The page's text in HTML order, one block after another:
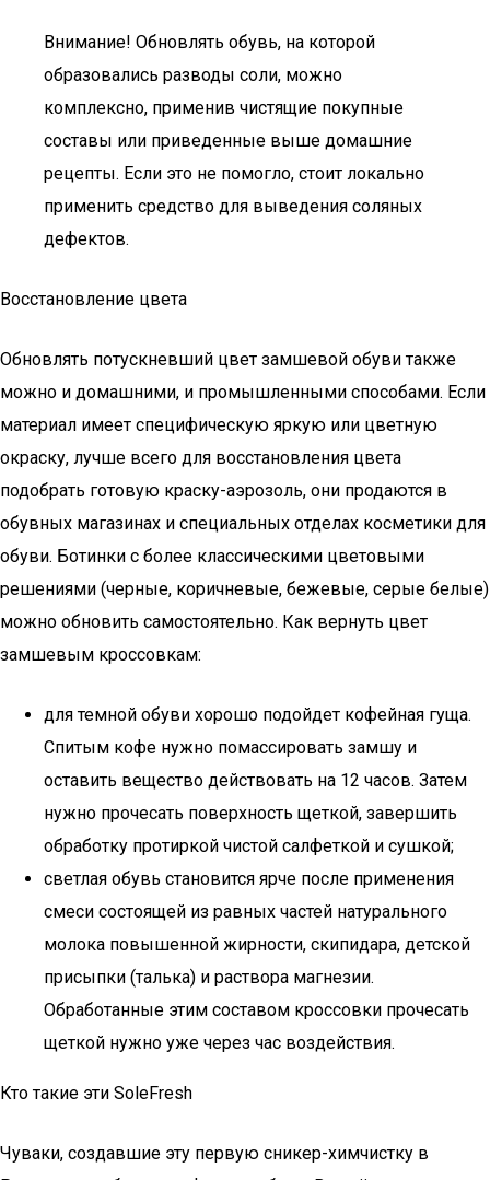
Внимание! Обновлять обувь, на которой
образовались разводы соли, можно
комплексно, применив чистящие покупные
составы или приведенные выше домашние
рецепты. Если это не помогло, стоит локально
применить средство для выведения соляных
дефектов.
Восстановление цвета
Обновлять потускневший цвет замшевой обуви также
можно и домашними, и промышленными способами. Если
материал имеет специфическую яркую или цветную
окраску, лучше всего для восстановления цвета
подобрать готовую краску-аэрозоль, они продаются в
обувных магазинах и специальных отделах косметики для
обуви. Ботинки с более классическими цветовыми
решениями (черные, коричневые, бежевые, серые белые)
можно обновить самостоятельно. Как вернуть цвет
замшевым кроссовкам:
для темной обуви хорошо подойдет кофейная гуща.
Спитым кофе нужно помассировать замшу и
оставить вещество действовать на 12 часов. Затем
нужно прочесать поверхность щеткой, завершить
обработку протиркой чистой салфеткой и сушкой;
светлая обувь становится ярче после применения
смеси состоящей из равных частей натурального
молока повышенной жирности, скипидара, детской
присыпки (талька) и раствора магнезии.
Обработанные этим составом кроссовки прочесать
щеткой нужно уже через час воздействия.
Кто такие эти SoleFresh
Чуваки, создавшие эту первую сникер-химчистку в